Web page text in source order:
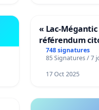
« Lac-
référendum
notre
748 signatures
85 Signatures / 7
17 Oct 2025